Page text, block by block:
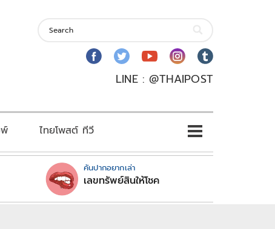
LINE : @THAIPOST
ไทยโพสต์ ทีวี
คันปากอยากเล่า
เลขทรัพย์สินให้โชค